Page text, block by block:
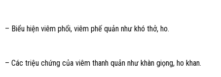
– Biểu hiện viêm phổi, viêm phế quản như khó thở, ho.
– Các triệu chứng của viêm thanh quản như khàn giọng, ho khan.